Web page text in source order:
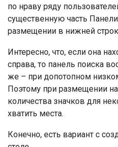
по нраву ряду
существенную часть
размещении в нижней
Интересно, что, если она
справа, то панель поиска
же – при допотопном
Поэтому при размещении
количества значков для
хватить места.
Конечно, есть вариант с